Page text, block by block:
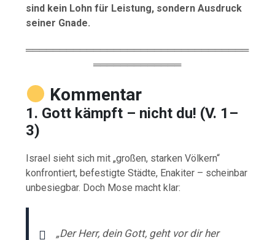
sind kein Lohn für Leistung, sondern Ausdruck
seiner Gnade.
═════════════════════════════════
═════════════
Kommentar
1. Gott kämpft – nicht du! (V. 1–
3)
Israel sieht sich mit „großen, starken Völkern“
konfrontiert, befestigte Städte, Enakiter – scheinbar
unbesiegbar. Doch Mose macht klar:
„Der Herr, dein Gott, geht vor dir her